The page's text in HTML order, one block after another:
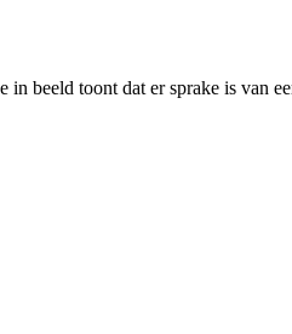
beeld toont dat er sprake is van